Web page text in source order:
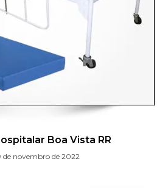
Boa Vista RR
de novembro de 2022